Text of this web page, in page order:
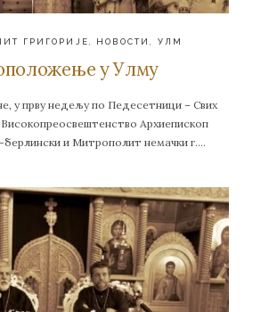
ГРИГОРИЈЕ, НОВОСТИ, УЛМ
у Улму
у прву недељу по Педесетници – Свих
Архиепископ
и Митрополит немачки г….